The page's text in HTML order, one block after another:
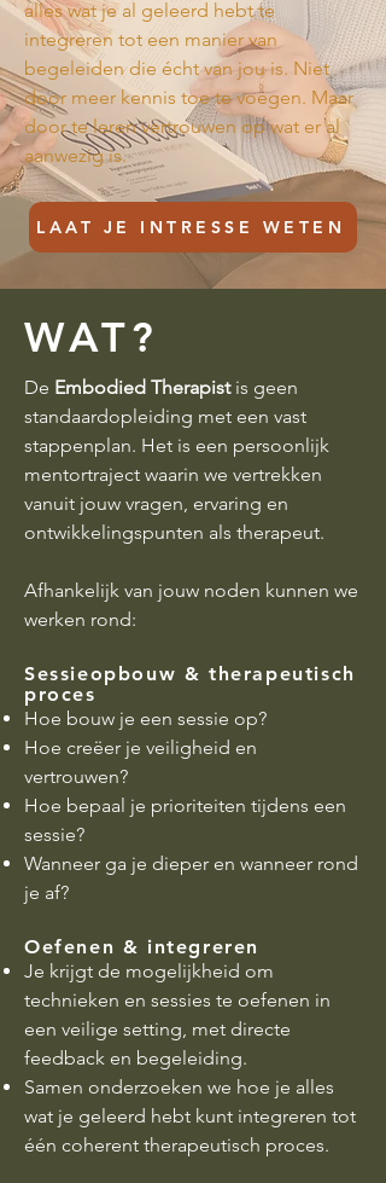
alles wat je al geleerd hebt te
integreren tot een manier van
begeleiden die écht van jou is. Niet
door meer kennis toe te voegen. Maar
door te leren vertrouwen op wat er al
aanwezig is.
LAAT JE INTRESSE WETEN
WAT?
De Embodied Therapistis geen
standaardopleiding met een vast
stappenplan. Het is een persoonlijk
mentortraject waarin we vertrekken
vanuit jouw vragen, ervaring en
ontwikkelingspunten als therapeut.
Afhankelijk van jouw noden kunnen we
werken rond:
Sessieopbouw & therapeutisch
proces
Hoe bouw je een sessie op?
Hoe creëer je veiligheid en
vertrouwen?
Hoe bepaal je prioriteiten tijdens een
sessie?
Wanneer ga je dieper en wanneer rond
je af?
Oefenen & integreren
Je krijgt de mogelijkheid om
technieken en sessies te oefenen in
een veilige setting, met directe
feedback en begeleiding.
Samen onderzoeken we hoe je alles
wat je geleerd hebt kunt integreren tot
één coherent therapeutisch proces.